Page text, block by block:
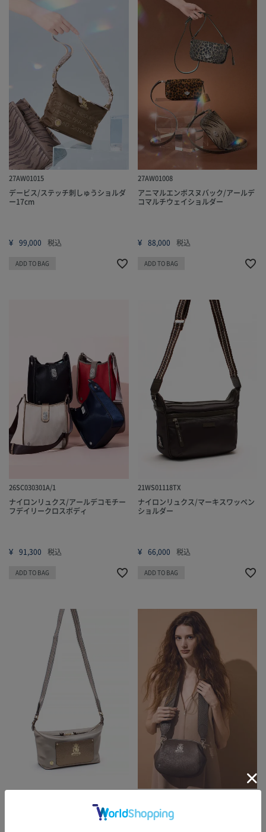
27AW01015
デービス/ステッチ刺しゅうショルダ
ー17cm
¥ 99,000 税込
ADD TO BAG
27AW01008
アニマルエンボスヌバック/アールデ
コマルチウェイショルダー
¥ 88,000 税込
ADD TO BAG
26SC030301A/1
ナイロンリュクス/アールデコモチー
フデイリークロスボディ
¥ 91,300 税込
ADD TO BAG
21WS01118TX
ナイロンリュクス/マーキスワッペン
ショルダー
¥ 66,000 税込
ADD TO BAG
ナイロンリュクス/マーキスショルダ
牛革/ガマグチ2WAYショルダー